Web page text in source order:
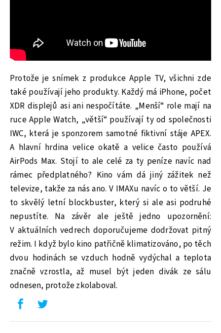
Protože je snímek z produkce Apple TV, všichni zde
také používají jeho produkty. Každý má iPhone, počet
XDR displejů asi ani nespočítáte. „Menší“ role mají na
ruce Apple Watch, „větší“ používají ty od společnosti
IWC, která je sponzorem samotné fiktivní stáje APEX.
A hlavní hrdina velice okatě a velice často používá
AirPods Max. Stojí to ale celé za ty peníze navíc nad
rámec předplatného? Kino vám dá jiný zážitek než
televize, takže za nás ano. V IMAXu navíc o to větší. Je
to skvělý letní blockbuster, který si ale asi podruhé
nepustíte. Na závěr ale ještě jedno upozornění:
V aktuálních vedrech doporučujeme dodržovat pitný
režim. I když bylo kino patřičně klimatizováno, po těch
dvou hodinách se vzduch hodně vydýchal a teplota
značně vzrostla, až musel být jeden divák ze sálu
odnesen, protože zkolaboval.